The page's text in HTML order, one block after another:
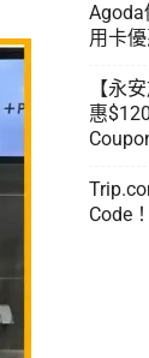
用卡
【永
惠
Code